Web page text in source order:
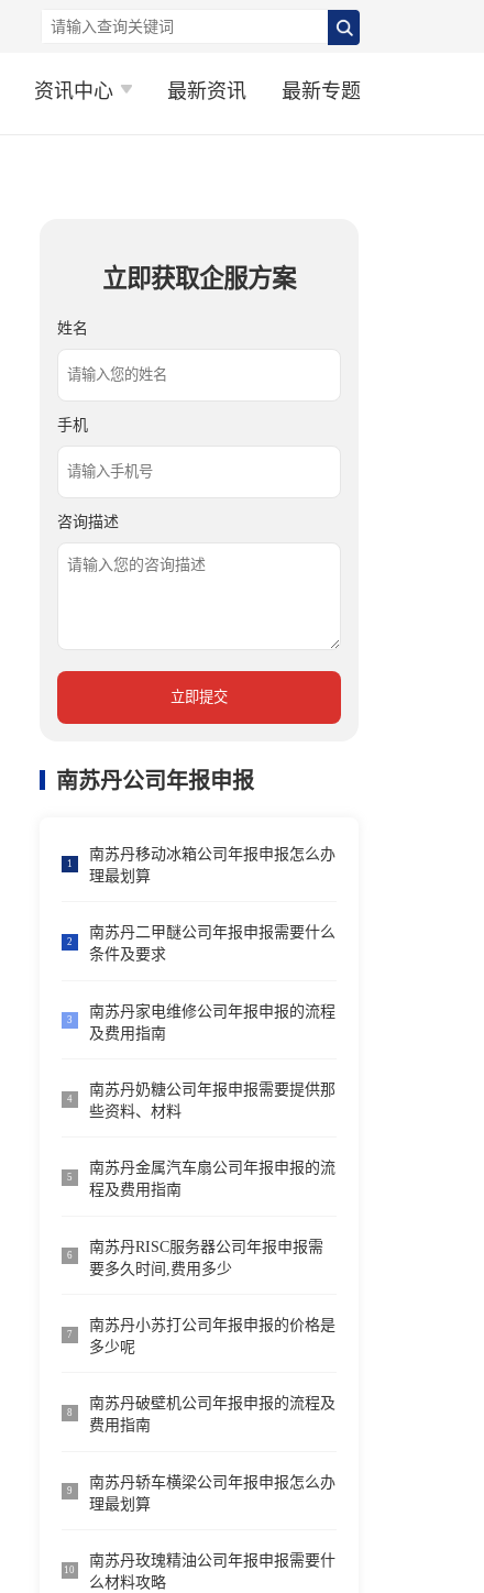
资讯中心 最新资讯 最新专题
立即获取企服方案
姓名
手机
咨询描述
立即提交
南苏丹公司年报申报
1
南苏丹移动冰箱公司年报申报怎么办
理最划算
2
南苏丹二甲醚公司年报申报需要什么
条件及要求
3
南苏丹家电维修公司年报申报的流程
及费用指南
4
南苏丹奶糖公司年报申报需要提供那
些资料、材料
5
南苏丹金属汽车扇公司年报申报的流
程及费用指南
6
南苏丹RISC服务器公司年报申报需
要多久时间,费用多少
7
南苏丹小苏打公司年报申报的价格是
多少呢
8
南苏丹破壁机公司年报申报的流程及
费用指南
9
南苏丹轿车横梁公司年报申报怎么办
理最划算
10
南苏丹玫瑰精油公司年报申报需要什
么材料攻略